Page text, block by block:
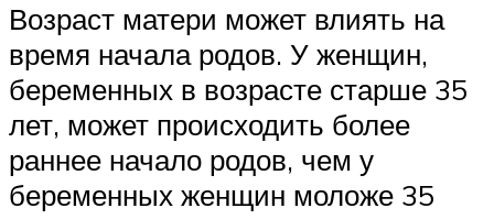
Возраст матери может влиять на
время начала родов. У женщин,
беременных в возрасте старше 35
лет, может происходить более
раннее начало родов, чем у
беременных женщин моложе 35